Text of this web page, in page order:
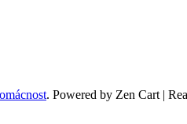
. Powered by Zen Cart |